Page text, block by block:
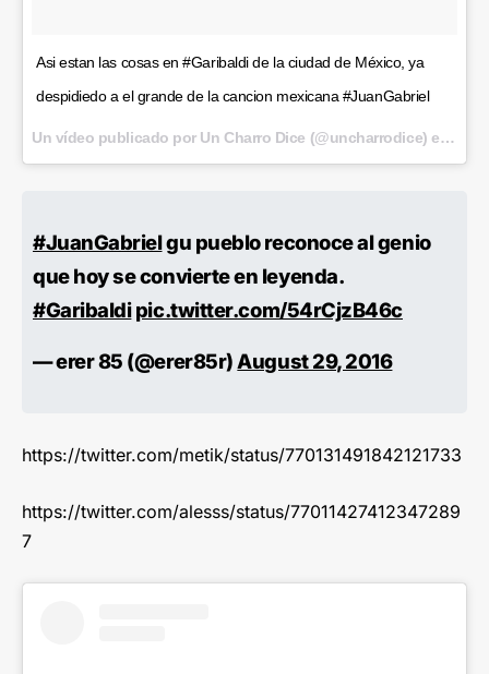
Asi estan las cosas en #Garibaldi de la ciudad de México, ya
despidiedo a el grande de la cancion mexicana #JuanGabriel
Un vídeo publicado por Un Charro Dice (@uncharrodice) el28
#JuanGabrielgu pueblo reconoce al genio
que hoy se convierte en leyenda.
#Garibaldi pic.twitter.com/54rCjzB46c
— erer 85 (@erer85r) August 29, 2016
https://twitter.com/metik/status/770131491842121733
https://twitter.com/alesss/status/77011427412347289
7